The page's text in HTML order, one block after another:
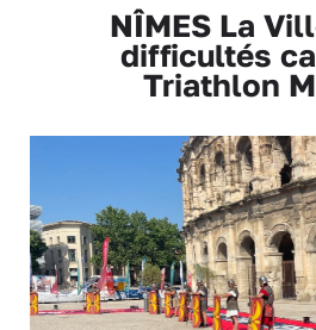
NÎMES La
difficultés
Triathlon